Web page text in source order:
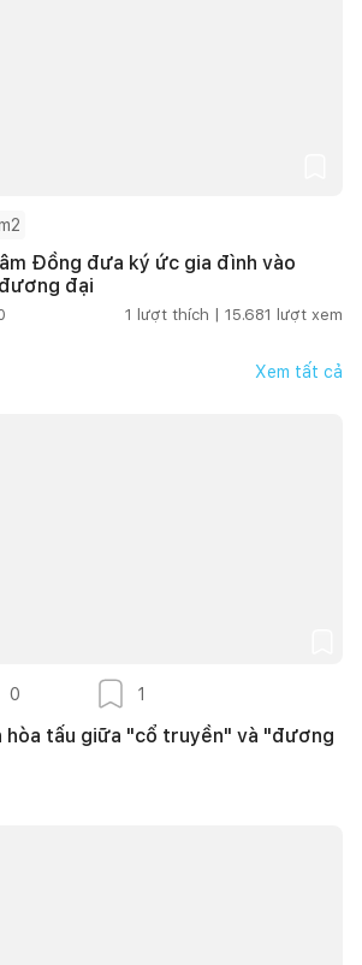
Đồng đưa ký ức gia đình vào
đại
1 lượt thích | 15.681 lượt xem
Xem tất cả
0 1
hòa tấu giữa "cổ truyền" và "đương